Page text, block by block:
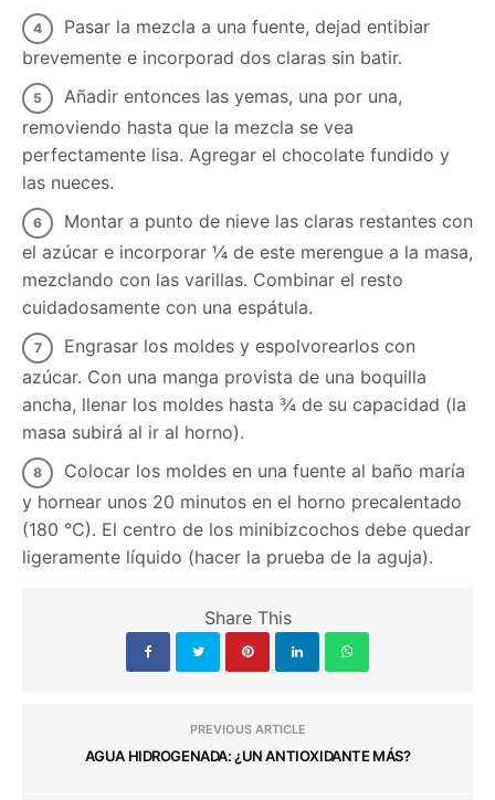
Pasar la mezcla a una fuente, dejad entibiar
brevemente e incorporad dos claras sin batir.
Añadir entonces las yemas, una por una,
removiendo hasta que la mezcla se vea
perfectamente lisa. Agregar el chocolate fundido y
las nueces.
Montar a punto de nieve las claras restantes con
el azúcar e incorporar ¼ de este merengue a la masa,
mezclando con las varillas. Combinar el resto
cuidadosamente con una espátula.
Engrasar los moldes y espolvorearlos con
azúcar. Con una manga provista de una boquilla
ancha, llenar los moldes hasta ¾ de su capacidad (la
masa subirá al ir al horno).
Colocar los moldes en una fuente al baño maría
y hornear unos 20 minutos en el horno precalentado
(180 °C). El centro de los minibizcochos debe quedar
ligeramente líquido (hacer la prueba de Ia aguja).
Share This
PREVIOUS ARTICLE
AGUA HIDROGENADA: ¿UN ANTIOXIDANTE MÁS?